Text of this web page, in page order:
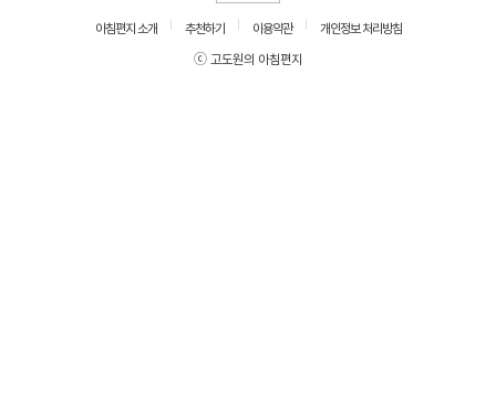
아침편지 소개 추천하기 이용약관
개인정보 처리방침
ⓒ 고도원의 아침편지